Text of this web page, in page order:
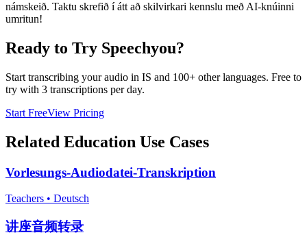
námskeið. Taktu skrefið í átt að skilvirkari kennslu með AI-knúinni
umritun!
Ready to Try Speechyou?
Start transcribing your audio in IS and 100+ other languages. Free to
try with 3 transcriptions per day.
Start FreeView Pricing
Related Education Use Cases
Vorlesungs-Audiodatei-Transkription
Teachers • Deutsch
讲座音频转录